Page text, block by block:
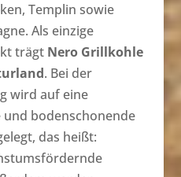
Templin sowie
Als einzige
trägt Nero Grillkohle
. Bei der
wird auf eine
bodenschonende
das heißt: